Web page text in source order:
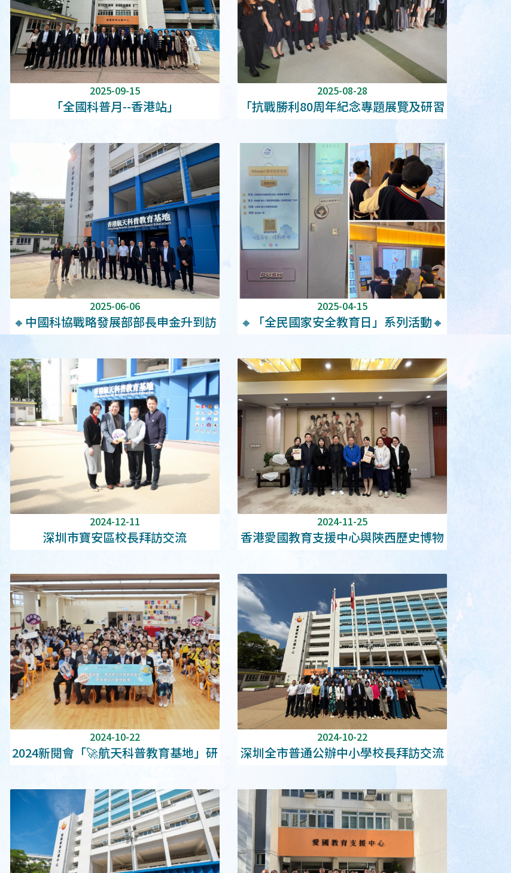
2025-09-15
「全國科普月--香港站」
2025-08-28
「抗戰勝利80周年紀念專題展覽及研習
計劃」
2025-06-06
🔸中國科協戰略發展部部長申金升到訪
2025-04-15
🔸「全民國家安全教育日」系列活動🔸
2024-12-11
深圳市寶安區校長拜訪交流
2024-11-25
香港愛國教育支援中心與陝西歷史博物
館共同策劃線上課堂
2024-10-22
2024新閱會「🚀航天科普教育基地」研
學參訪計劃啟動
2024-10-22
深圳全市普通公辦中小學校長拜訪交流